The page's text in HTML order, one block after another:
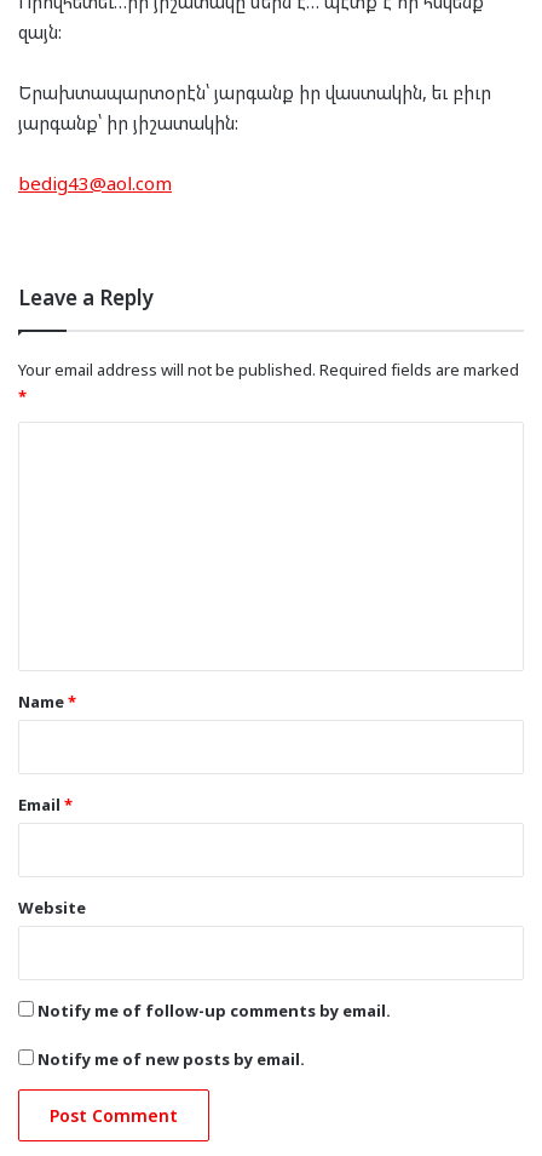
զայն:
Երախտապարտօրէն՝ յարգանք իր վաստակին, եւ բիւր
յարգանք՝ իր յիշատակին:
bedig43@aol.com
Leave a Reply
Your email address will not be published. Required fields are marked
*
*Name*
Email *
Website
Notify me of follow-up comments by email.
Notify me of new posts by email.